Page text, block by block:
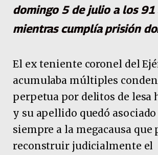
domingo 5 de julio a los 91
mientras cumplía prisión
El ex teniente coronel del
acumulaba múltiples
perpetua por delitos de lesa
y su apellido quedó
siempre a la megacausa
reconstruir judicialmente el